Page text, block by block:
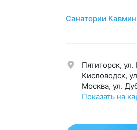
Мочеполовая
Санатории
Пятигорск,
Кисловодск,
Москва, ул.
Показать на